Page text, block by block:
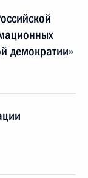
демократии»